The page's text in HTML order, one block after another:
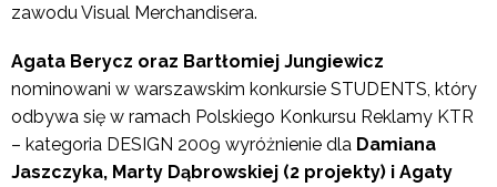
zawodu Visual Merchandisera.
Agata Berycz oraz Bartłomiej Jungiewicz
nominowani w warszawskim konkursie STUDENTS, który
odbywa się w ramach Polskiego Konkursu Reklamy KTR
– kategoria DESIGN 2009 wyróżnienie dla Damiana
Jaszczyka, Marty Dąbrowskiej (2 projekty) i Agaty